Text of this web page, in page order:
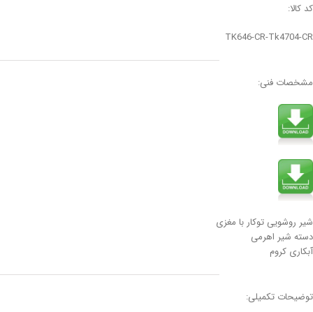
کد کالا:
TK646-CR-Tk4704-CR
مشخصات فنی:
شیر روشویی توکار با مغزی
دسته شیر اهرمی
آبکاری کروم
توضیحات تکمیلی: